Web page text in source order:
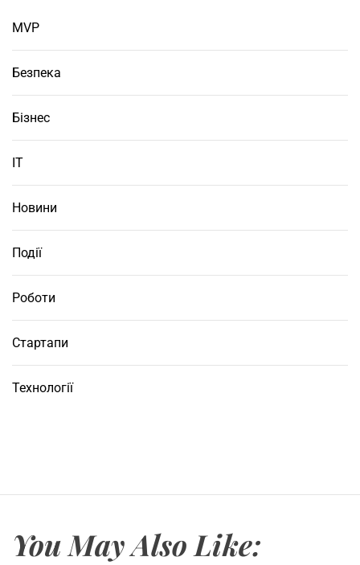
MVP
Безпека
Бізнес
ІТ
Новини
Події
Роботи
Стартапи
Технології
You May Also Like: